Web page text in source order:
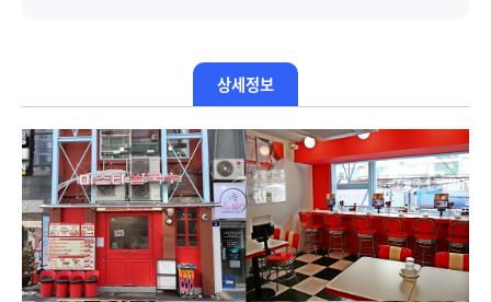
상세정보